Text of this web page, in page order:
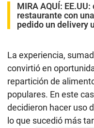
MIRA AQUÍ:
restaurante con
pedido un delivery
La experiencia,
convirtió en
repartición de
populares. En este
decidieron hacer uso
lo que sucedió más